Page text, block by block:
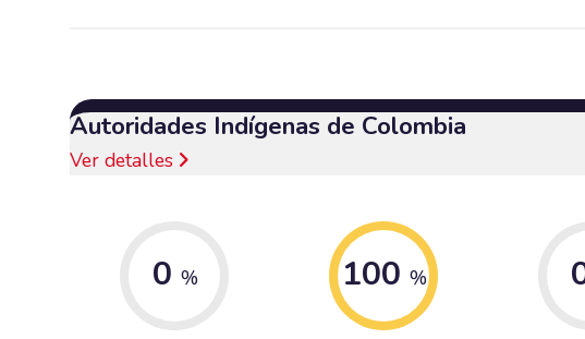
Autoridades Indígenas de Colombia
Ver detalles
0 % 100 %